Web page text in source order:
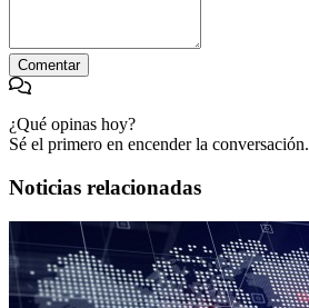
Comentar
¿Qué opinas hoy?
Sé el primero en encender la conversación.
Noticias relacionadas